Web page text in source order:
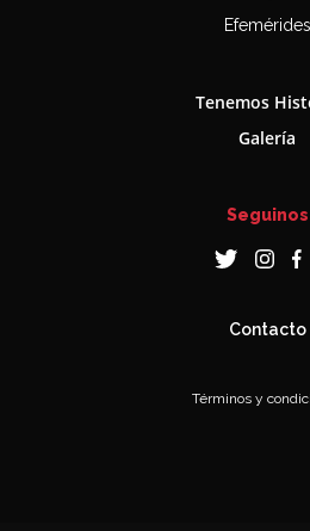
Efemérides
Tenemos
Galería
Seguinos
Contacto
Términos y